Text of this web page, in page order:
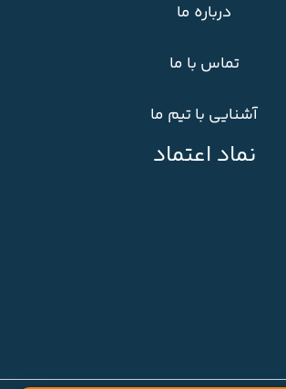
درباره ما
تماس با ما
آشنایی با تیم ما
نماد اعتماد